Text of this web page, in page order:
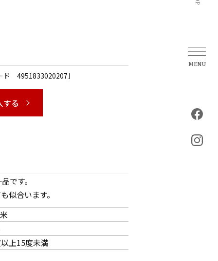
ド 4951833020207］
する
です。
似合います。
上15度未満